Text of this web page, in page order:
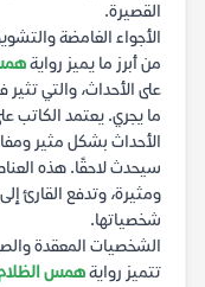
القصيرة.
الأجواء الغامضة
من أبرز ما يميز رواية
على الأحداث، والتي
ما يجري. يعتمد الكاتب
الأحداث بشكل مثير
سيحدث لاحقًا. هذه
ومثيرة، وتدفع القارئ
شخصياتها.
الشخصيات المعقدة
تتميز روايةهمس